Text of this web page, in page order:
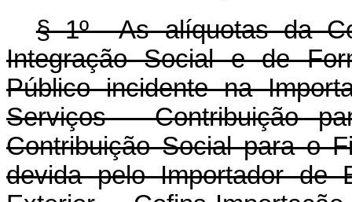
§ 1º As alíquotas da
Integração Social e de
Público incidente na
Serviços - Contribuição
Contribuição Social para o
devida pelo Importador de